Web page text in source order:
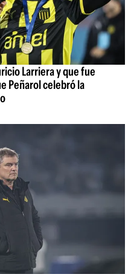
Larriera y que fue
Peñarol celebró la